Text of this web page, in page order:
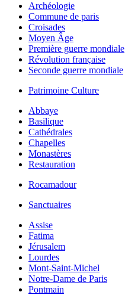
Archéologie
Commune de paris
Croisades
Moyen Âge
Première guerre mondiale
Révolution française
Seconde guerre mondiale
Patrimoine Culture
Abbaye
Basilique
Cathédrales
Chapelles
Monastères
Restauration
Rocamadour
Sanctuaires
Assise
Fatima
Jérusalem
Lourdes
Mont-Saint-Michel
Notre-Dame de Paris
Pontmain